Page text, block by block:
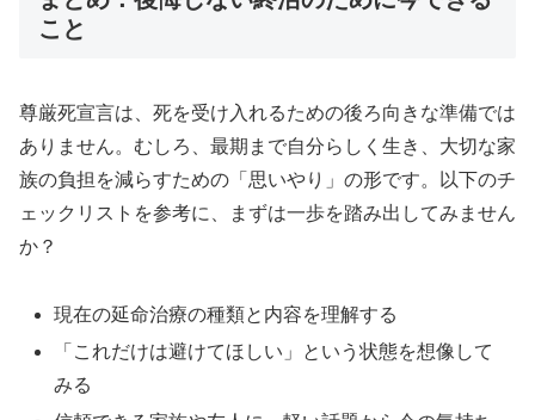
こと
尊厳死宣言は、死を受け入れるための後ろ向きな準備では
ありません。むしろ、最期まで自分らしく生き、大切な家
族の負担を減らすための「思いやり」の形です。以下のチ
ェックリストを参考に、まずは一歩を踏み出してみません
か？
現在の延命治療の種類と内容を理解する
「これだけは避けてほしい」という状態を想像して
みる